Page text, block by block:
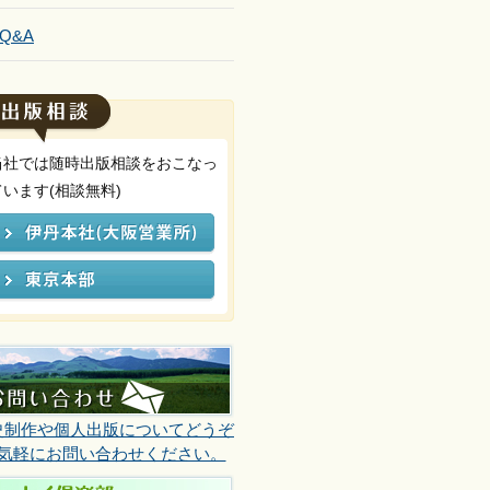
Q&A
社では随時出版相談をおこなっ
います(相談無料)
制作や個人出版についてどうぞ
軽にお問い合わせください。